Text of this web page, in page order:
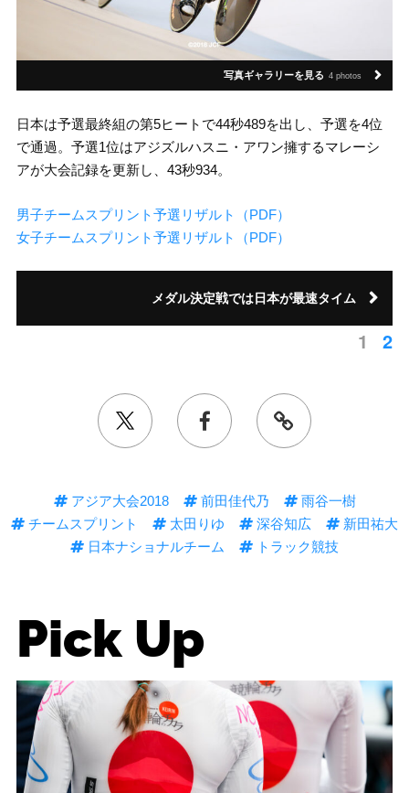
写真ギャラリーを見る 4 photos
日本は予選最終組の第5ヒートで44秒489を出し、予選を4位
で通過。予選1位はアジズルハスニ・アワン擁するマレーシ
アが大会記録を更新し、43秒934。
男子チームスプリント予選リザルト（PDF）
女子チームスプリント予選リザルト（PDF）
メダル決定戦では日本が最速タイム
1 2
アジア大会2018 前田佳代乃
雨谷一樹
チームスプリント
太田りゆ 深谷知広
新田祐大
日本ナショナルチーム
トラック競技
Pick Up